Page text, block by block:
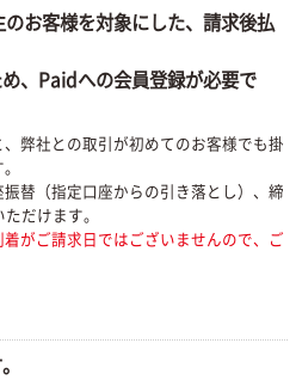
お客様を対象にした、請求後払
、Paidへの会員登録が必要で
弊社との取引が初めてのお客様でも掛
替（指定口座からの引き落とし）、締
だけます。
がご請求日ではございませんので、ご